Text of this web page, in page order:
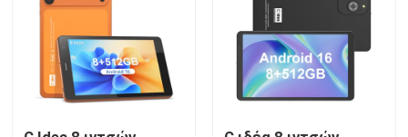
επαφή
Νέα
Ζητήστε ένα απόσπασμα